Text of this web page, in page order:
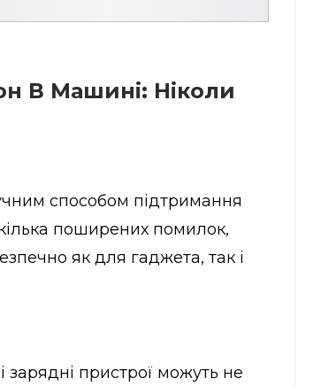
В Машині: Ніколи
способом підтримання
поширених помилок,
як для гаджета, так і
зарядні пристрої можуть не